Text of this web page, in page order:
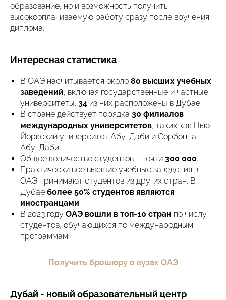
образование, но и возможность получить
высокооплачиваемую работу сразу после вручения
диплома.
Интересная статистика
В ОАЭ насчитывается около 80 высших учебных
заведений, включая государственные и частные
университеты. 34 из них расположены в Дубае.
В стране действует порядка 30 филиалов
международных университетов, таких как Нью-
Йоркский университет Абу-Даби и Сорбонна
Абу-Даби.
Общее количество студентов - почти 300 000.
Практически все высшие учебные заведения в
ОАЭ принимают студентов из других стран​. В
Дубае более 50% студентов являются
иностранцами​.
В 2023 году ОАЭ вошли в топ-10 стран по числу
студентов, обучающихся по международным
программам.
Получить брошюру о вузах ОАЭ
Дубай - новый образовательный центр